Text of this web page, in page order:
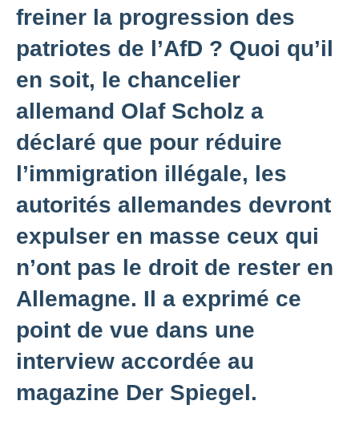
freiner la progression des
patriotes de l’AfD ? Quoi qu’il
en soit, le chancelier
allemand Olaf Scholz a
déclaré que pour réduire
l’immigration illégale, les
autorités allemandes devront
expulser en masse ceux qui
n’ont pas le droit de rester en
Allemagne. Il a exprimé ce
point de vue dans une
interview accordée au
magazine Der Spiegel.